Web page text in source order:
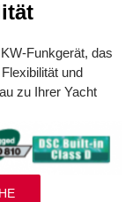
Funkgerät, das
und
zu Ihrer Yacht